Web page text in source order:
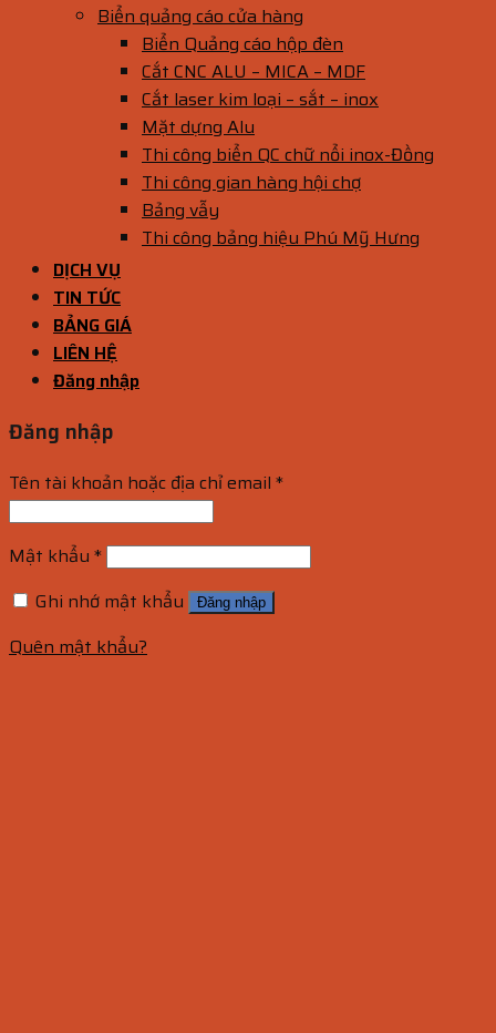
Biển quảng cáo cửa hàng
Biển Quảng cáo hộp đèn
Cắt CNC ALU – MICA – MDF
Cắt laser kim loại – sắt – inox
Mặt dựng Alu
Thi công biển QC chữ nổi inox-Đồng
Thi công gian hàng hội chợ
Bảng vẫy
Thi công bảng hiệu Phú Mỹ Hưng
DỊCH VỤ
TIN TỨC
BẢNG GIÁ
LIÊN HỆ
Đăng nhập
Đăng nhập
Tên tài khoản hoặc địa chỉ email *
Mật khẩu *
Ghi nhớ mật khẩu
Đăng nhập
Quên mật khẩu?